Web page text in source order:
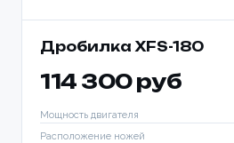
Дробилка XFS-180
114 300 руб
Мощность двигателя
Расположение ножей